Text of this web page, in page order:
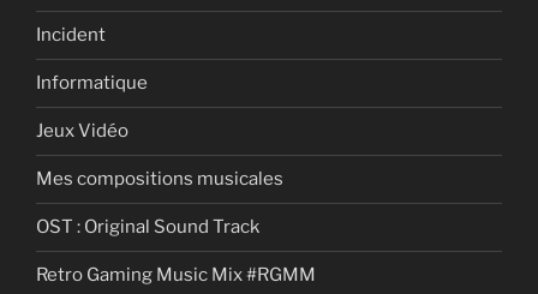
Incident
Informatique
Jeux Vidéo
Mes compositions musicales
OST : Original Sound Track
Retro Gaming Music Mix #RGMM